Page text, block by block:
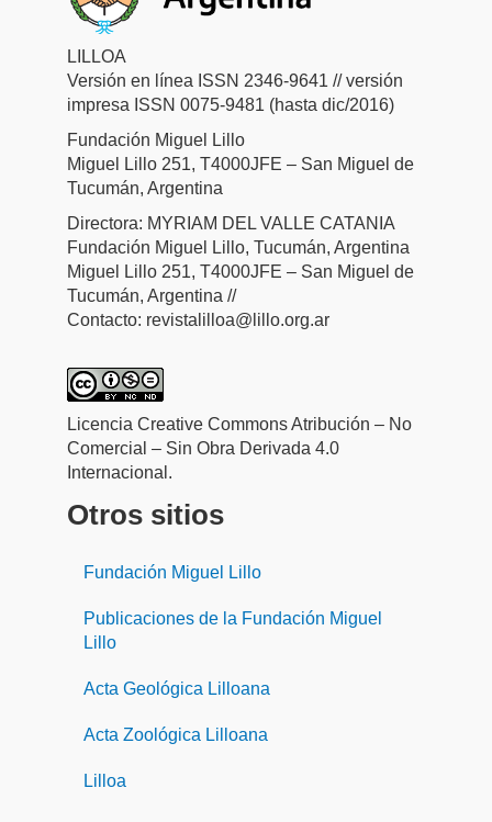
LILLOA
Versión en línea ISSN 2346-9641 // versión
impresa ISSN 0075-9481 (hasta dic/2016)
Fundación Miguel Lillo
Miguel Lillo 251, T4000JFE – San Miguel de
Tucumán, Argentina
Directora: MYRIAM DEL VALLE CATANIA
Fundación Miguel Lillo, Tucumán, Argentina
Miguel Lillo 251, T4000JFE – San Miguel de
Tucumán, Argentina //
Contacto: revistalilloa@lillo.org.ar
Licencia Creative Commons Atribución – No
Comercial – Sin Obra Derivada 4.0
Internacional.
Otros sitios
Fundación Miguel Lillo
Publicaciones de la Fundación Miguel
Lillo
Acta Geológica Lilloana
Acta Zoológica Lilloana
Lilloa